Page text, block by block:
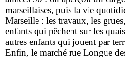
marseillaises, puis la vie
Marseille : les travaux, les
enfants qui pêchent sur les
autres enfants qui jouent par
Enfin, le marché rue Longue